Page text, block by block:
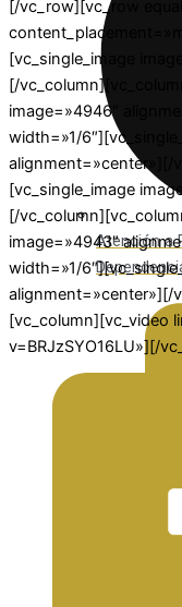
Atención a
[/vc_row][vc_row
[vc_single_image
[/
image=»4946″
width=»1/
alignment=»center»][/
[vc_single_image
[/
image=»4943″
width=»1/
alignment=»center»][/
[vc_column][vc_video
v=BRJzSYO16LU»][/